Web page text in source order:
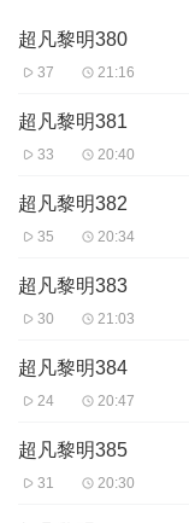
超凡黎明380
37 21:16
超凡黎明381
33 20:40
超凡黎明382
35 20:34
超凡黎明383
30 21:03
超凡黎明384
24 20:47
超凡黎明385
31 20:30